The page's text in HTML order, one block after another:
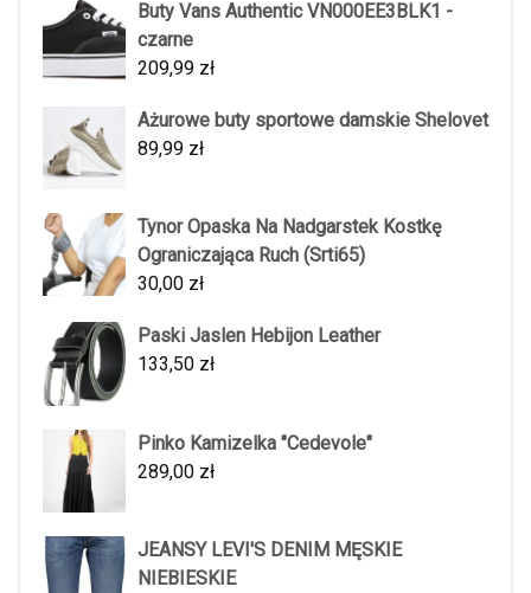
Buty Vans Authentic VN000EE3BLK1 -
czarne
209,99 zł
Ażurowe buty sportowe damskie Shelovet
89,99 zł
Tynor Opaska Na Nadgarstek Kostkę
Ograniczająca Ruch (Srti65)
30,00 zł
Paski Jaslen Hebijon Leather
133,50 zł
Pinko Kamizelka "Cedevole"
289,00 zł
JEANSY LEVI'S DENIM MĘSKIE
NIEBIESKIE